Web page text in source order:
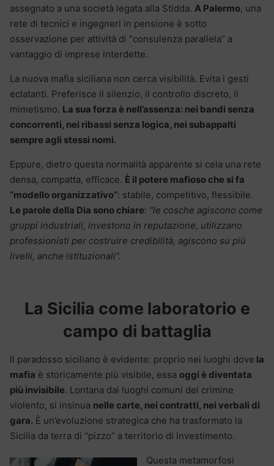
assegnato a una società legata alla Stidda. A Palermo, una
rete di tecnici e ingegneri in pensione è sotto
osservazione per attività di “consulenza parallela” a
vantaggio di imprese interdette.
La nuova mafia siciliana non cerca visibilità. Evita i gesti
eclatanti. Preferisce il silenzio, il controllo discreto, il
mimetismo. La sua forza è nell’assenza: nei bandi senza
concorrenti, nei ribassi senza logica, nei subappalti
sempre agli stessi nomi.
Eppure, dietro questa normalità apparente si cela una rete
densa, compatta, efficace. È il potere mafioso che si fa
“modello organizzativo”: stabile, competitivo, flessibile.
Le parole della Dia sono chiare: “le cosche agiscono come
gruppi industriali, investono in reputazione, utilizzano
professionisti per costruire credibilità, agiscono su più
livelli, anche istituzionali”.
La Sicilia come laboratorio e
campo di battaglia
Il paradosso siciliano è evidente: proprio nei luoghi dove la
mafia è storicamente più visibile, essa oggi è diventata
più invisibile. Lontana dai luoghi comuni del crimine
violento, si insinua nelle carte, nei contratti, nei verbali di
gara. È un’evoluzione strategica che ha trasformato la
Sicilia da terra di “pizzo” a territorio di investimento.
Questa metamorfosi